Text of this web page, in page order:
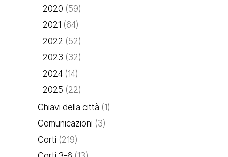
2020 (59)
2021 (64)
2022 (52)
2023 (32)
2024 (14)
2025 (22)
Chiavi della città (1)
Comunicazioni (3)
Corti (219)